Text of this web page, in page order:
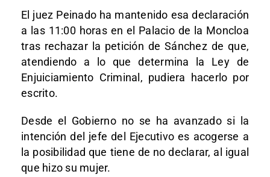
El juez Peinado ha mantenido esa declaración
a las 11:00 horas en el Palacio de la Moncloa
tras rechazar la petición de Sánchez de que,
atendiendo a lo que determina la Ley de
Enjuiciamiento Criminal, pudiera hacerlo por
escrito.
Desde el Gobierno no se ha avanzado si la
intención del jefe del Ejecutivo es acogerse a
la posibilidad que tiene de no declarar, al igual
que hizo su mujer.